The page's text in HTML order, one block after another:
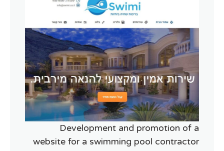
Development and promotion of a
website for a swimming pool contractor